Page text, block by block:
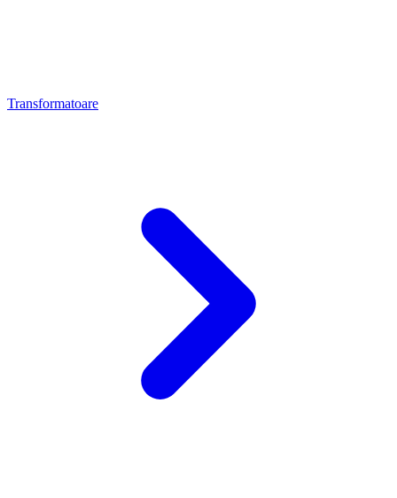
Transformatoare